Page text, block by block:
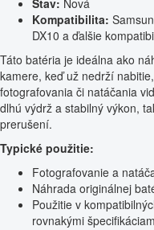
Stav: Nová
Kompatibilita:
DX10 a ďalšie
Táto batéria je ideálna ako
kamere, keď už nedrží
fotografovania či natáčania
dlhú výdrž a stabilný výkon,
prerušení.
Typické použitie:
Fotografovanie a
Náhrada originálnej
Použitie v
rovnakými